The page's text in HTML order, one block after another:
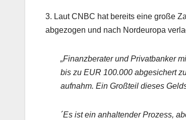
3. Laut CNBC hat bereits eine große
abgezogen und nach Nordeuropa
„Finanzberater und Privatbanker
bis zu EUR 100.000 abgesichert
aufnahm. Ein Großteil dieses
´Es ist ein anhaltender Prozess,